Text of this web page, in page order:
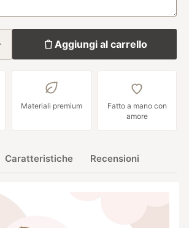
Aggiungi al carrello
Materiali premium
Fatto a mano con
amore
Caratteristiche Recensioni